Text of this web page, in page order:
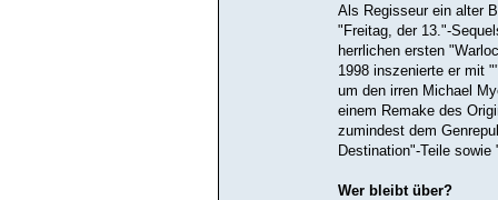
Als Regisseur ein alter
"Freitag, der 13."-
herrlichen ersten
1998 inszenierte er mit
um den irren Michael
einem Remake des
zumindest dem
Destination"-Teile
Wer bleibt über?